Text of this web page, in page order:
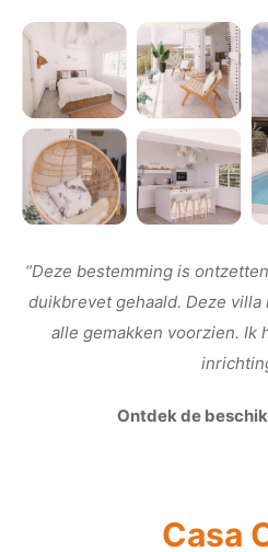
‘’Deze bestemming is
duikbrevet gehaald. Deze
alle gemakken voorzien. Ik
Ontdek de
Casa